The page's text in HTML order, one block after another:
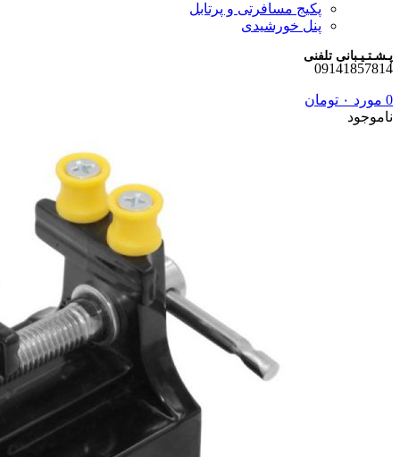
پکیج مسافرتی و پرتابل
پنل خورشیدی
پـشـتـیـبانی تلفنی
09141857814
0 مورد ۰ تومان
ناموجود